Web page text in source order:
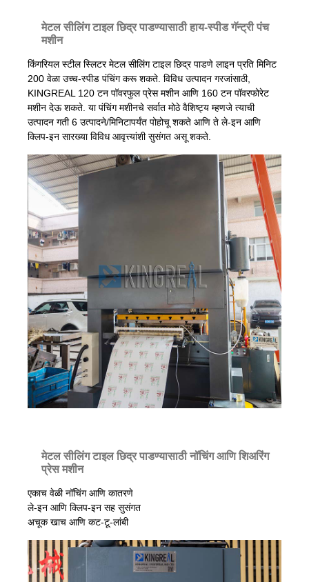
मेटल सीलिंग टाइल छिद्र पाडण्यासाठी हाय-स्पीड गॅन्ट्री पंच
मशीन
किंगरियल स्टील स्लिटर मेटल सीलिंग टाइल छिद्र पाडणे लाइन प्रति मिनिट
200 वेळा उच्च-स्पीड पंचिंग करू शकते. विविध उत्पादन गरजांसाठी,
KINGREAL 120 टन पॉवरफुल प्रेस मशीन आणि 160 टन पॉवरफोरेट
मशीन देऊ शकते. या पंचिंग मशीनचे सर्वात मोठे वैशिष्ट्य म्हणजे त्याची
उत्पादन गती 6 उत्पादने/मिनिटापर्यंत पोहोचू शकते आणि ते ले-इन आणि
क्लिप-इन सारख्या विविध आवृत्त्यांशी सुसंगत असू शकते.
मेटल सीलिंग टाइल छिद्र पाडण्यासाठी नॉचिंग आणि शिअरिंग
प्रेस मशीन
एकाच वेळी नॉचिंग आणि कातरणे
ले-इन आणि क्लिप-इन सह सुसंगत
अचूक खाच आणि कट-टू-लांबी